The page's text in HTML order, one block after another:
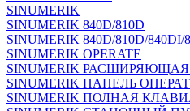
SINUMERIK
SINUMERIK 840D/810D
SINUMERIK 840D/810D/840DI/
SINUMERIK OPERATE
SINUMERIK
SINUMERIK ПАНЕЛЬ
SINUMERIK ПОЛНАЯ